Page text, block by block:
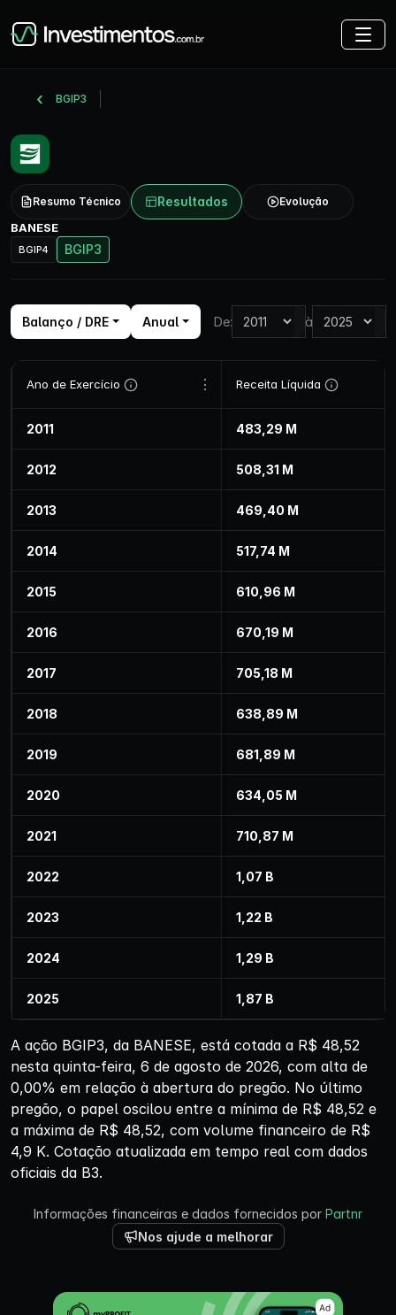
BGIP3
Resumo Técnico Resultados Evolução
BANESE
BGIP4 BGIP3
Balanço / DRE Anual De: à
Ano de Exercício ⋮ Receita Líquida
2011 483,29 M
2012 508,31 M
2013 469,40 M
2014 517,74 M
2015 610,96 M
2016 670,19 M
2017 705,18 M
2018 638,89 M
2019 681,89 M
2020 634,05 M
2021 710,87 M
2022 1,07 B
2023 1,22 B
2024 1,29 B
2025 1,87 B
A ação BGIP3, da BANESE, está cotada a R$ 48,52
nesta quinta-feira, 6 de agosto de 2026, com alta de
0,00% em relação à abertura do pregão. No último
pregão, o papel oscilou entre a mínima de R$ 48,52 e
a máxima de R$ 48,52, com volume financeiro de R$
4,9 K. Cotação atualizada em tempo real com dados
oficiais da B3.
Informações financeiras e dados fornecidos por Partnr
Nos ajude a melhorar